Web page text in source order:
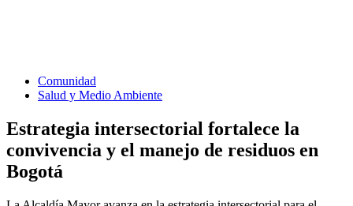
Comunidad
Salud y Medio Ambiente
Estrategia intersectorial fortalece la
convivencia y el manejo de residuos en
Bogotá